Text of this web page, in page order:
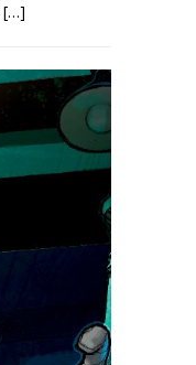
[…]